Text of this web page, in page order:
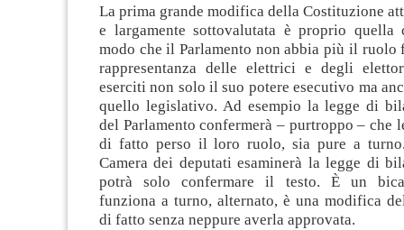
La prima grande modifica della Costituzione
e largamente sottovalutata è proprio
modo che il Parlamento non abbia più il ruolo
rappresentanza delle elettrici e degli
eserciti non solo il suo potere esecutivo ma
quello legislativo. Ad esempio la legge di
del Parlamento confermerà – purtroppo – che
di fatto perso il loro ruolo, sia pure a
Camera dei deputati esaminerà la legge di
potrà solo confermare il testo. È un
funziona a turno, alternato, è una modifica
di fatto senza neppure averla approvata.